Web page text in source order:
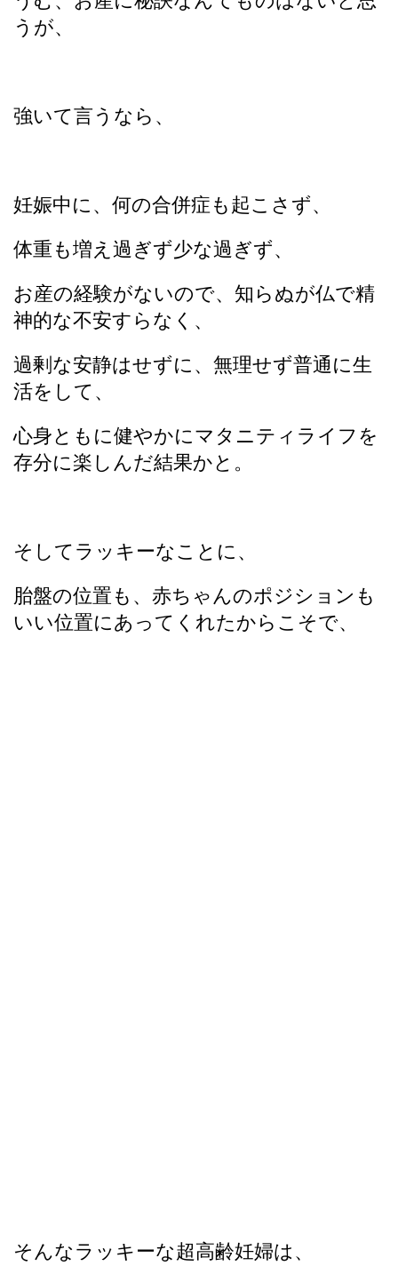
うが、
強いて言うなら、
妊娠中に、何の合併症も起こさず、
体重も増え過ぎず少な過ぎず、
お産の経験がないので、知らぬが仏で精
神的な不安すらなく、
過剰な安静はせずに、無理せず普通に生
活をして、
心身ともに健やかにマタニティライフを
存分に楽しんだ結果かと。
そしてラッキーなことに、
胎盤の位置も、赤ちゃんのポジションも
いい位置にあってくれたからこそで、
そんなラッキーな超高齢妊婦は、